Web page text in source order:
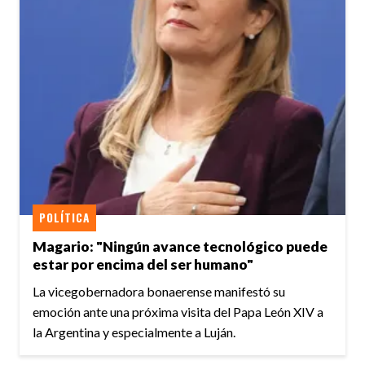
Magario: "Ningún avance tecnológico puede
estar por encima del ser humano"
POLÍTICA
La vicegobernadora bonaerense manifestó su
emoción ante una próxima visita del Papa León XIV a
la Argentina y especialmente a Luján.